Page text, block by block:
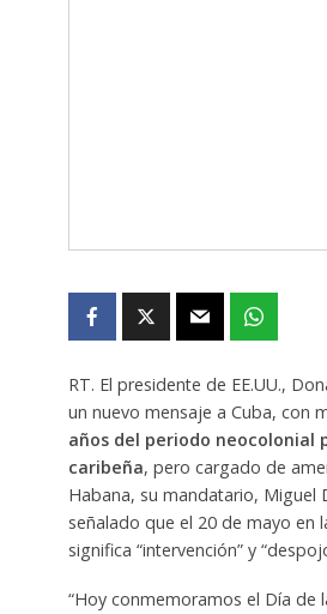
RT. El presidente de EE.UU.,
un nuevo mensaje a Cuba, con
años del periodo neocolonial
caribeña, pero cargado de
Habana, su mandatario, Miguel
señalado que el 20 de mayo en
significa “intervención” y
“Hoy conmemoramos el Día de